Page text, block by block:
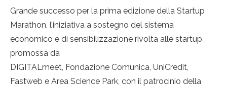
Grande successo per la prima edizione della Startup
Marathon, l’iniziativa a sostegno del sistema
economico e di sensibilizzazione rivolta alle startup
promossa da
DIGITALmeet, Fondazione Comunica, UniCredit,
Fastweb e Area Science Park, con il patrocinio della